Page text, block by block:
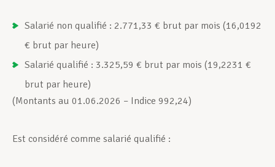
Développement professionnel
Devenir Membre
Salarié non qualifié : 2.771,33 € brut par mois (16,0192
€ brut par heure)
Salarié qualifié : 3.325,59 € brut par mois (19,2231 €
brut par heure)
(Montants au 01.06.2026 – Indice 992,24)
Est considéré comme salarié qualifié :